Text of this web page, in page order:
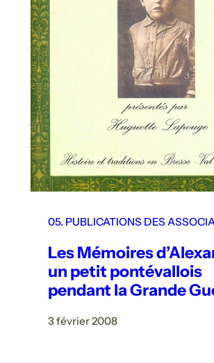
05. PUBLICATIONS DES
Les Mémoires
un petit pontévallois
pendant la Grande
3 février 2008